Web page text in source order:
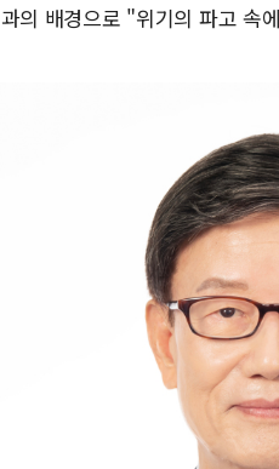
의 배경으로 "위기의 파고 속